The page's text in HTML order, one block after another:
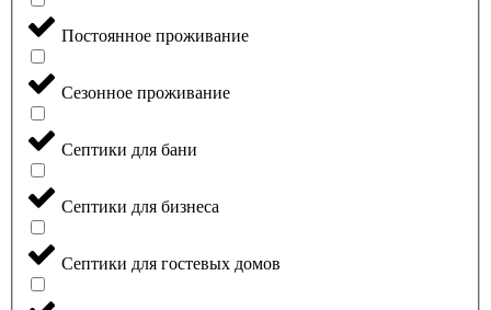
Постоянное проживание
Сезонное проживание
Септики для бани
Септики для бизнеса
Септики для гостевых домов